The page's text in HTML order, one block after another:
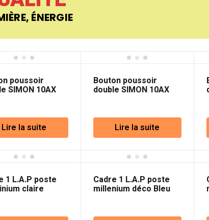
ÉNERGIE
poussoir
SIMON 10AX
Lire la suite
Bouton poussoir
double SIMON 10AX
Lire la suite
1 L.A.P poste
claire
Cadre 1 L.A.P poste
millenium déco Bleu